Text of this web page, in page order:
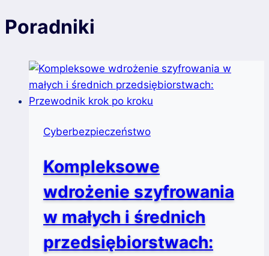
Poradniki
Cyberbezpieczeństwo
Kompleksowe
wdrożenie szyfrowania
w małych i średnich
przedsiębiorstwach: